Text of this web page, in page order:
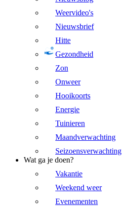
Weervideo's
Nieuwsbrief
Hitte
Gezondheid
Zon
Onweer
Hooikoorts
Energie
Tuinieren
Maandverwachting
Seizoensverwachting
Wat ga je doen?
Vakantie
Weekend weer
Evenementen